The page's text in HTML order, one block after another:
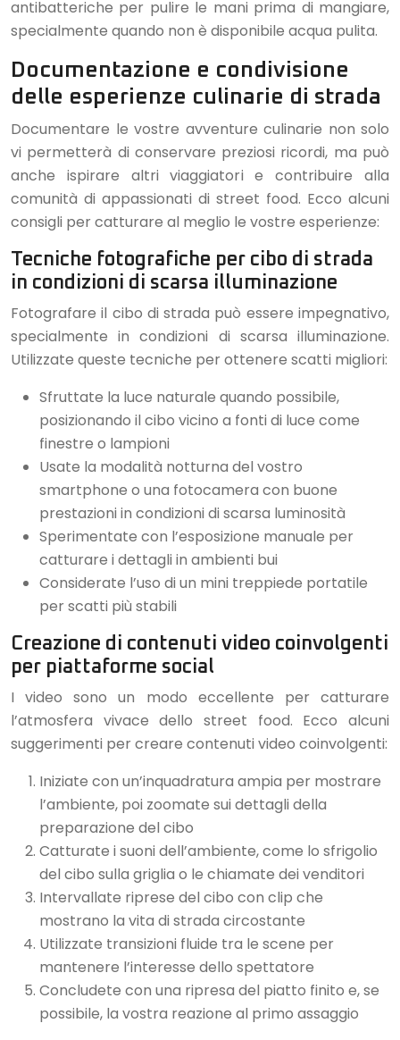
antibatteriche per pulire le mani prima di mangiare,
specialmente quando non è disponibile acqua pulita.
Documentazione e condivisione
delle esperienze culinarie di strada
Documentare le vostre avventure culinarie non solo
vi permetterà di conservare preziosi ricordi, ma può
anche ispirare altri viaggiatori e contribuire alla
comunità di appassionati di street food. Ecco alcuni
consigli per catturare al meglio le vostre esperienze:
Tecniche fotografiche per cibo di strada
in condizioni di scarsa illuminazione
Fotografare il cibo di strada può essere impegnativo,
specialmente in condizioni di scarsa illuminazione.
Utilizzate queste tecniche per ottenere scatti migliori:
Sfruttate la luce naturale quando possibile,
posizionando il cibo vicino a fonti di luce come
finestre o lampioni
Usate la modalità notturna del vostro
smartphone o una fotocamera con buone
prestazioni in condizioni di scarsa luminosità
Sperimentate con l’esposizione manuale per
catturare i dettagli in ambienti bui
Considerate l’uso di un mini treppiede portatile
per scatti più stabili
Creazione di contenuti video coinvolgenti
per piattaforme social
I video sono un modo eccellente per catturare
l’atmosfera vivace dello street food. Ecco alcuni
suggerimenti per creare contenuti video coinvolgenti:
Iniziate con un’inquadratura ampia per mostrare
l’ambiente, poi zoomate sui dettagli della
preparazione del cibo
Catturate i suoni dell’ambiente, come lo sfrigolio
del cibo sulla griglia o le chiamate dei venditori
Intervallate riprese del cibo con clip che
mostrano la vita di strada circostante
Utilizzate transizioni fluide tra le scene per
mantenere l’interesse dello spettatore
Concludete con una ripresa del piatto finito e, se
possibile, la vostra reazione al primo assaggio